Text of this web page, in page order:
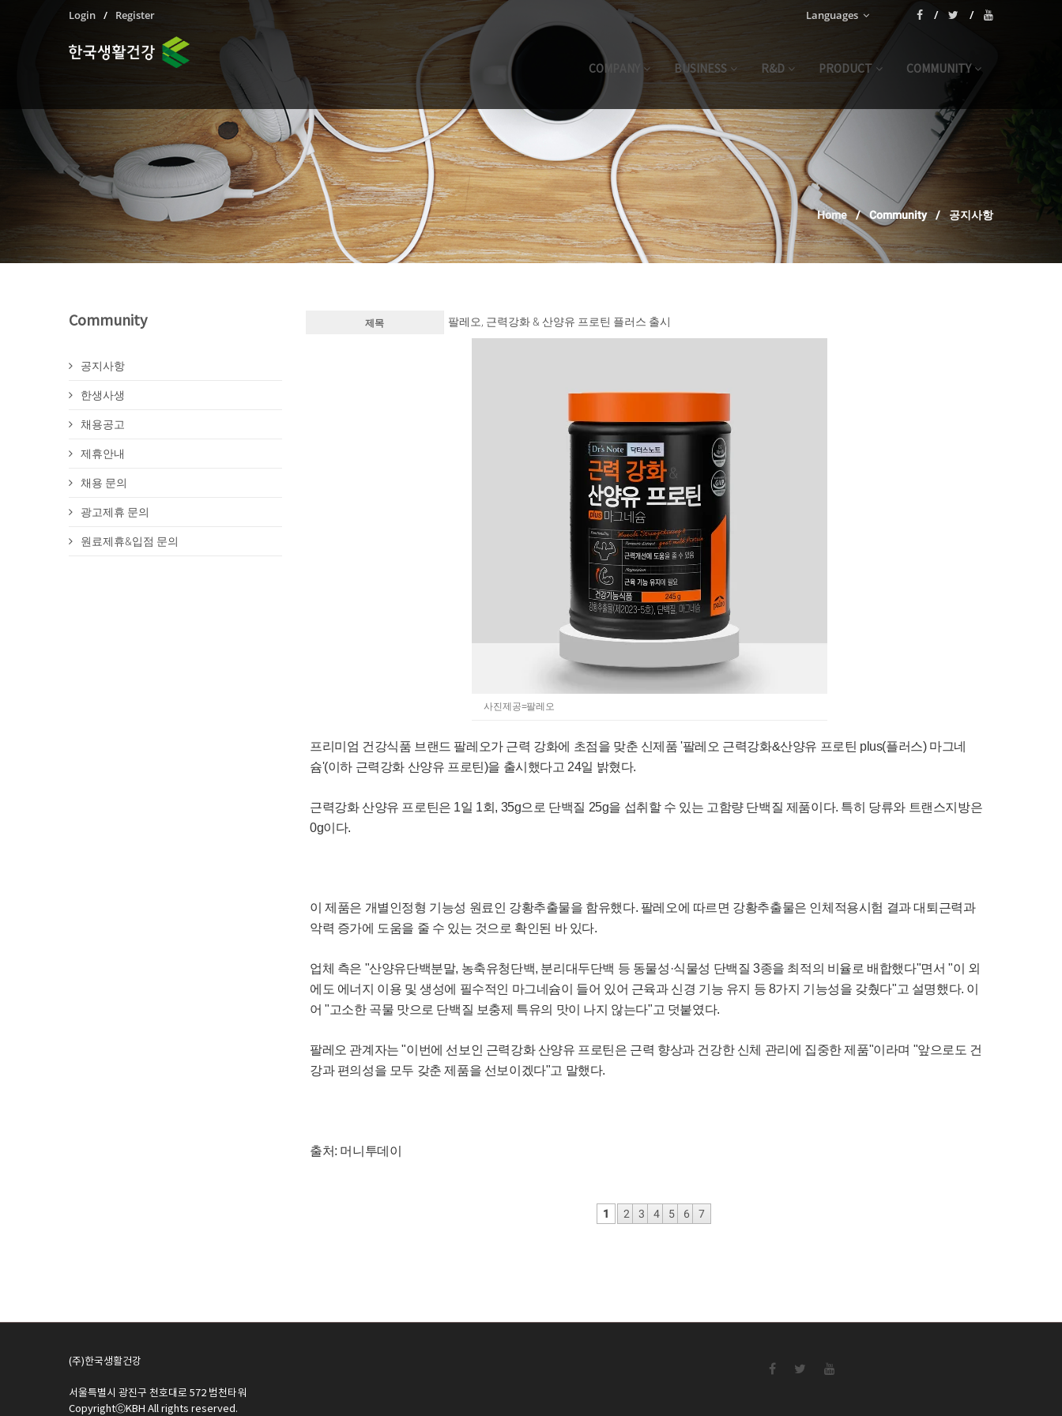
Login Register Languages
COMPANY BUSINESS R&D PRODUCT COMMUNITY
Home Community 공지사항
제목 팔레오, 근력강화 & 산양유 프로틴 플러스 출시
사진제공=팔레오
프리미엄 건강식품 브랜드 팔레오가 근력 강화에 초점을 맞춘 신제품 '팔레오 근력강화&산양유 프로틴 plus(플러스) 마그네
슘'(이하 근력강화 산양유 프로틴)을 출시했다고 24일 밝혔다.
근력강화 산양유 프로틴은 1일 1회, 35g으로 단백질 25g을 섭취할 수 있는 고함량 단백질 제품이다. 특히 당류와 트랜스지방은
0g이다.
이 제품은 개별인정형 기능성 원료인 강황추출물을 함유했다. 팔레오에 따르면 강황추출물은 인체적용시험 결과 대퇴근력과
악력 증가에 도움을 줄 수 있는 것으로 확인된 바 있다.
업체 측은 "산양유단백분말, 농축유청단백, 분리대두단백 등 동물성·식물성 단백질 3종을 최적의 비율로 배합했다"면서 "이 외
에도 에너지 이용 및 생성에 필수적인 마그네슘이 들어 있어 근육과 신경 기능 유지 등 8가지 기능성을 갖췄다"고 설명했다. 이
어 "고소한 곡물 맛으로 단백질 보충제 특유의 맛이 나지 않는다"고 덧붙였다.
팔레오 관계자는 "이번에 선보인 근력강화 산양유 프로틴은 근력 향상과 건강한 신체 관리에 집중한 제품"이라며 "앞으로도 건
강과 편의성을 모두 갖춘 제품을 선보이겠다"고 말했다.
출처: 머니투데이
1 2 3 4 5 6 7
Community
공지사항
한생사생
채용공고
제휴안내
채용 문의
광고제휴 문의
원료제휴&입점 문의
(주)한국생활건강
서울특별시 광진구 천호대로 572 범천타워
CopyrightⓒKBH All rights reserved.